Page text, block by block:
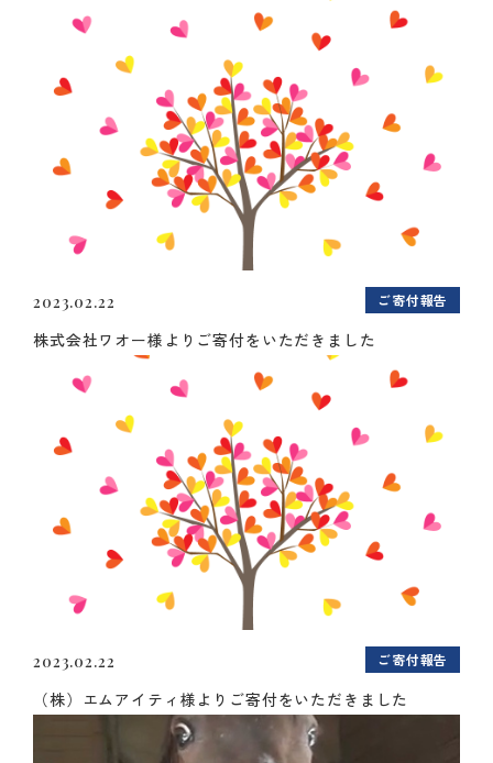
2023.02.22 ご寄付報告
株式会社ワオー様よりご寄付をいただきました
2023.02.22 ご寄付報告
（株）エムアイティ様よりご寄付をいただきました